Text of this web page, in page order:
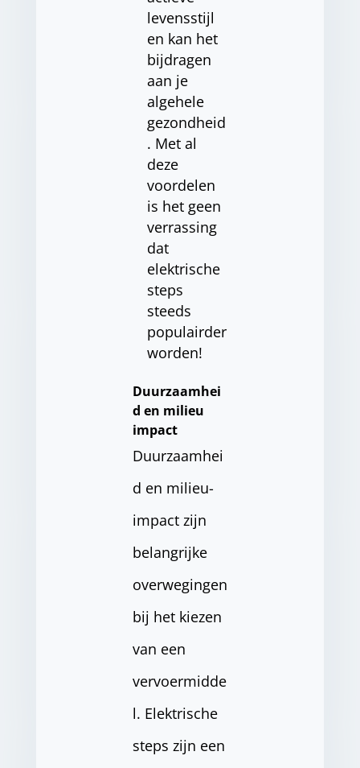
levensstijl
en kan het
bijdragen
aan je
algehele
gezondheid
. Met al
deze
voordelen
is het geen
verrassing
dat
elektrische
steps
steeds
populairder
worden!
Duurzaamhei
d en milieu
impact
Duurzaamhei
d en milieu-
impact zijn
belangrijke
overwegingen
bij het kiezen
van een
vervoermidde
l. Elektrische
steps zijn een